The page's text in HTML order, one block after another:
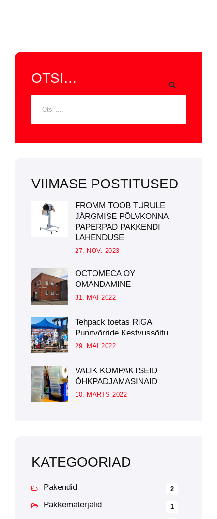
OTSI…
VIIMASE POSTITUSED
FROMM TOOB TURULE
JÄRGMISE PÕLVKONNA
PAPERPAD PAKKENDI
LAHENDUSE
27. NOV. 2023
OCTOMECA OY
OMANDAMINE
31. MAI 2022
Tehpack toetas RIGA
Punnvõrride Kestvussõitu
29. MAI 2022
VALIK KOMPAKTSEID
ÕHKPADJAMASINAID
10. MÄRTS 2022
KATEGOORIAD
Pakendid 2
Pakkematerjalid 1